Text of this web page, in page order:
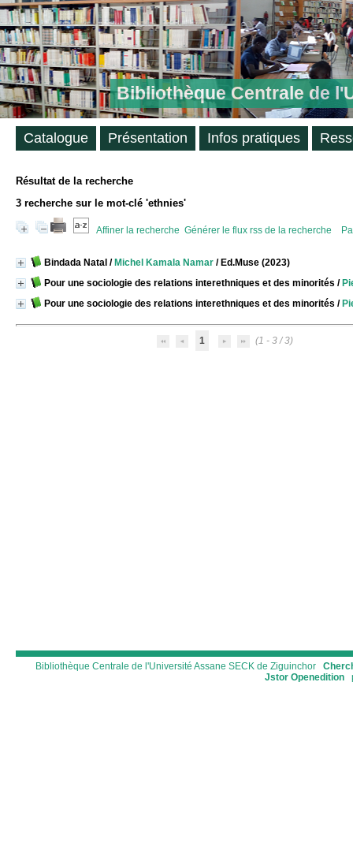
Bibliothèque Centrale de
Résultat de la recherche
3 recherche sur le mot-clé 'ethnies'
Affiner la recherche Générer le flux rss de la recherche
Bindada Natal / Michel Kamala Namar / Ed.Muse (2023)
Pour une sociologie des relations interethniques et des minorités /
Pour une sociologie des relations interethniques et des minorités /
1 (1 - 3 / 3)
Bibliothèque Centrale de l'Université Assane SECK de Ziguinchor
Jstor Openedition
Catalogue Présentation Infos pratiques